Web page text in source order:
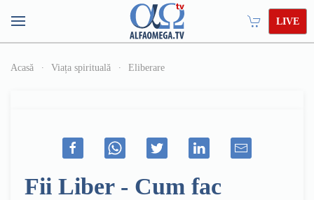
LIVE
Acasă Viața spirituală Eliberare
Fii Liber - Cum fac